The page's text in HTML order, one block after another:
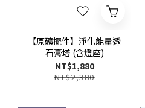
【原礦擺件】淨化能量透
石膏塔 (含燈座)
NT$1,880
NT$2,380